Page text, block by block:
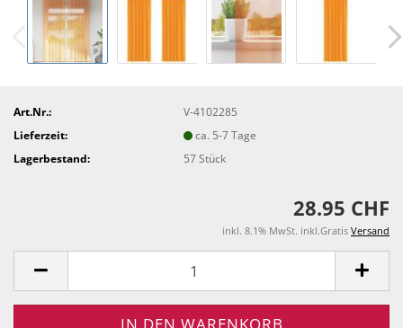
Art.Nr.:
V-4102285
Lieferzeit:
ca. 5-7 Tage
Lagerbestand:
57Stück
28.95 CHF
inkl. 8.1% MwSt. inkl.Gratis Versand